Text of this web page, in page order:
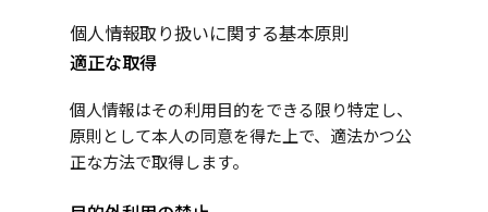
個人情報取り扱いに関する基本原則
適正な取得
個人情報はその利用目的をできる限り特定し、
原則として本人の同意を得た上で、適法かつ公
正な方法で取得します。